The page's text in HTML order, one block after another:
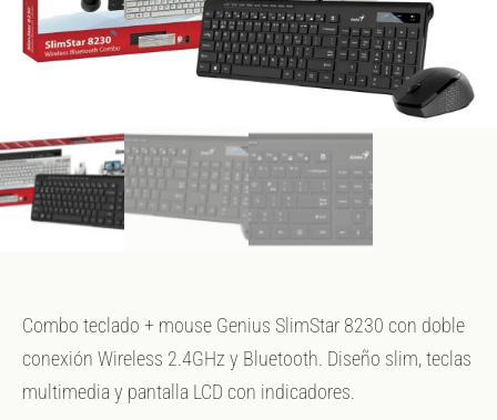
Combo teclado + mouse Genius SlimStar 8230 con doble
conexión Wireless 2.4GHz y Bluetooth. Diseño slim, teclas
multimedia y pantalla LCD con indicadores.